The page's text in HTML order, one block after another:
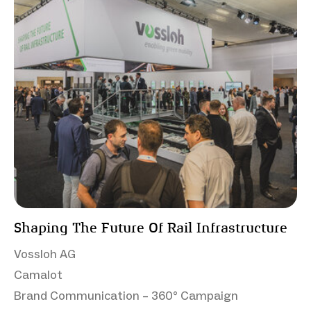
Shaping The Future Of Rail Infrastructure
Vossloh AG
Camalot
Brand Communication – 360° Campaign